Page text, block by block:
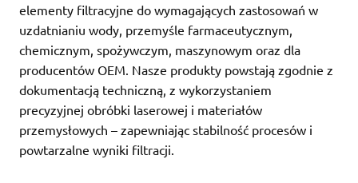
elementy filtracyjne do wymagających zastosowań w
uzdatnianiu wody, przemyśle farmaceutycznym,
chemicznym, spożywczym, maszynowym oraz dla
producentów OEM. Nasze produkty powstają zgodnie z
dokumentacją techniczną, z wykorzystaniem
precyzyjnej obróbki laserowej i materiałów
przemysłowych – zapewniając stabilność procesów i
powtarzalne wyniki filtracji.